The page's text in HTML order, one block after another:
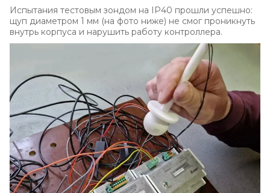
Испытания тестовым зондом на IP40 прошли успешно:
щуп диаметром 1 мм (на фото ниже) не смог проникнуть
внутрь корпуса и нарушить работу контроллера.